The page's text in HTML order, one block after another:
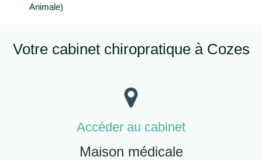
Animale)
Votre cabinet chiropratique à Cozes
Accéder au cabinet
Maison médicale